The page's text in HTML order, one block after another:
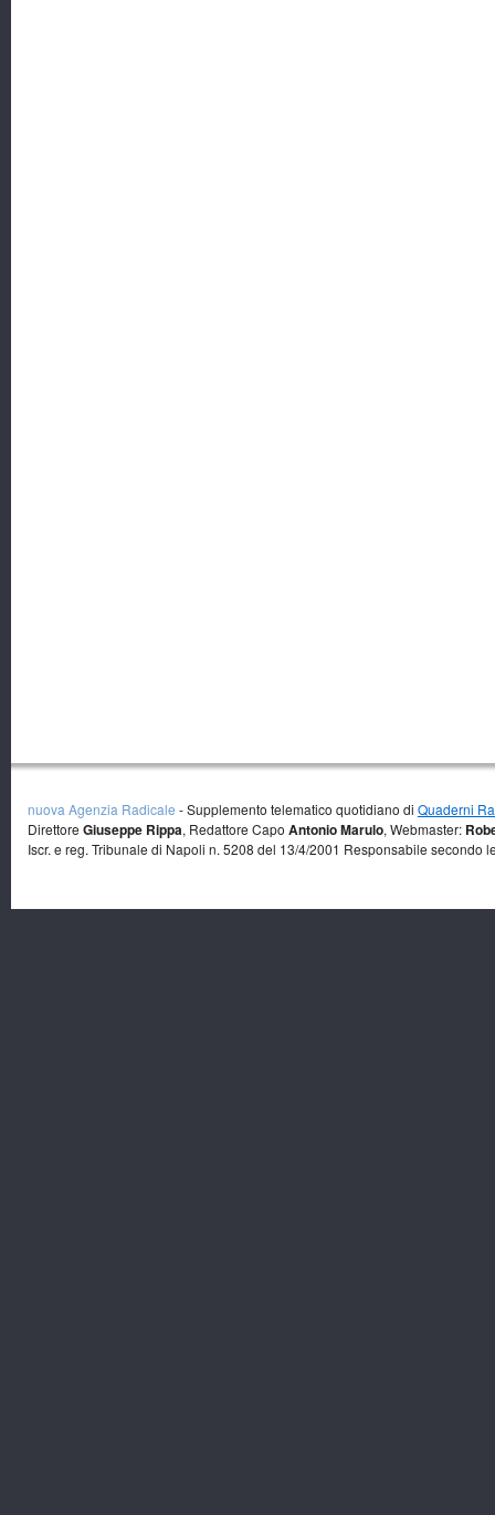
nuova Agenzia Radicale - Supplemento telematico quotidiano di Quaderni
Direttore Giuseppe Rippa, Redattore Capo Antonio Marulo, Webmaster:
Iscr. e reg. Tribunale di Napoli n. 5208 del 13/4/2001 Responsabile secondo